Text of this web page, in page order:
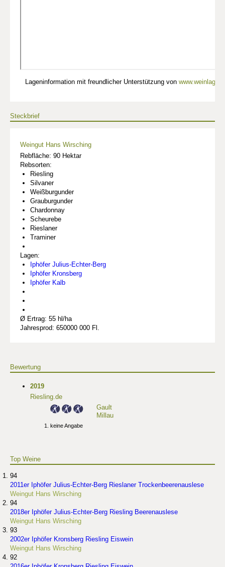
Lageninformation mit freundlicher Unterstützung von
Steckbrief
Weingut Hans Wirsching
Rebfläche: 90 Hektar
Rebsorten:
Riesling
Silvaner
Weißburgunder
Grauburgunder
Chardonnay
Scheurebe
Rieslaner
Traminer
Lagen:
Iphöfer Julius-Echter-Berg
Iphöfer Kronsberg
Iphöfer Kalb
Ø Ertrag: 55 hl/ha
Jahresprod: 650000 000 Fl.
Bewertung
2019
Riesling.de
Gault
Millau
keine Angabe
Top Weine
94
2011er Iphöfer Julius-Echter-Berg Rieslaner Trockenbeerenauslese
Weingut Hans Wirsching
94
2018er Iphöfer Julius-Echter-Berg Riesling Beerenauslese
Weingut Hans Wirsching
93
2002er Iphöfer Kronsberg Riesling Eiswein
Weingut Hans Wirsching
92